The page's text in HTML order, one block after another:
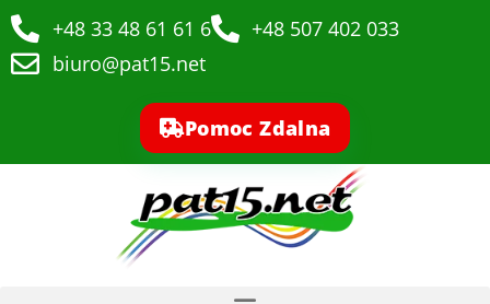
+48 33 48 61 61 6
+48 507 402 033
biuro@pat15.net
Pomoc Zdalna